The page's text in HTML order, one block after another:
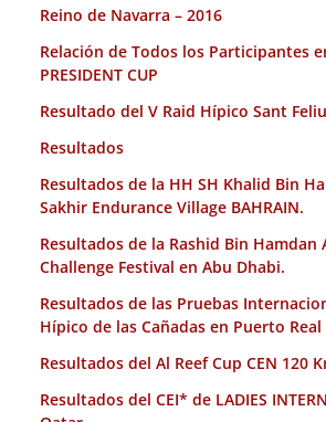
Reino de Navarra – 2016
Relación de Todos los Participantes
PRESIDENT CUP
Resultado del V Raid Hípico Sant
Resultados
Resultados de la HH SH Khalid Bin
Sakhir Endurance Village BAHRAIN.
Resultados de la Rashid Bin Hamdan
Challenge Festival en Abu Dhabi.
Resultados de las Pruebas
Hípico de las Cañadas en Puerto Real
Resultados del Al Reef Cup CEN 120
Resultados del CEI* de LADIES